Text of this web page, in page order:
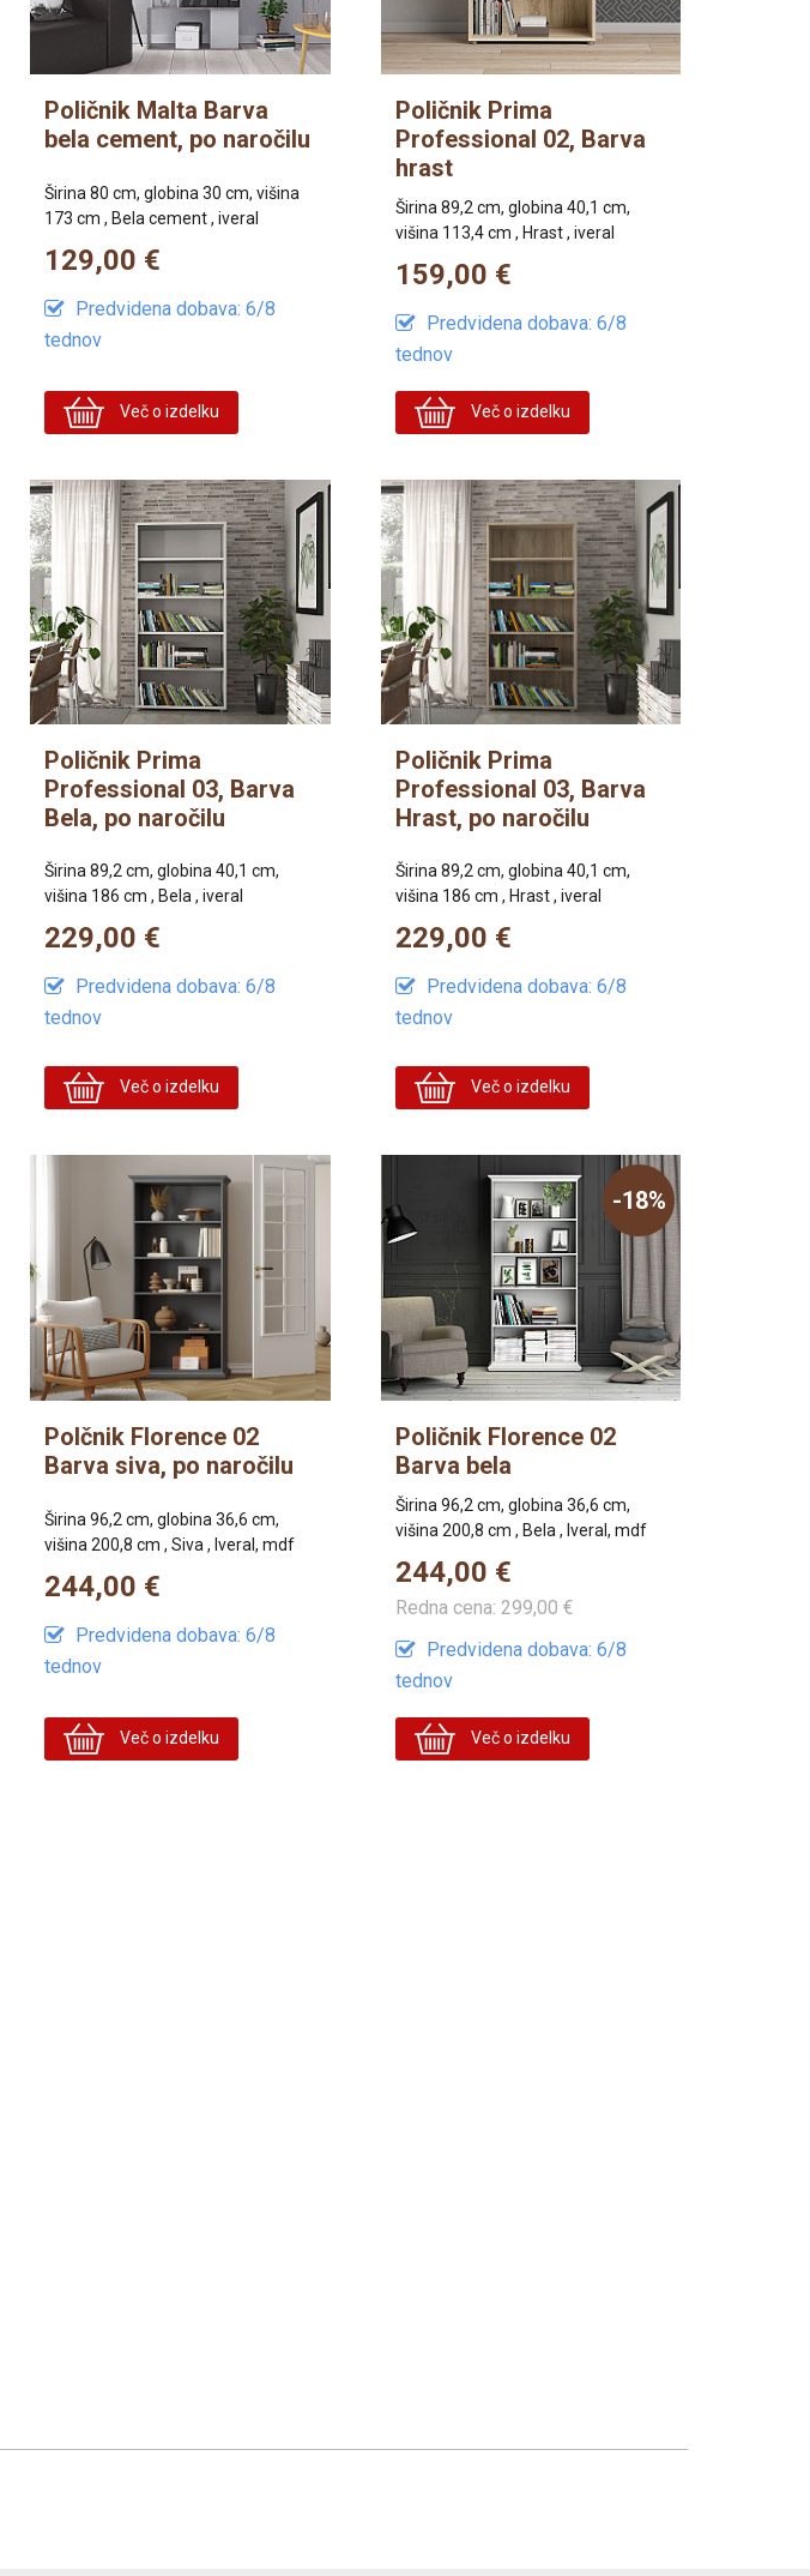
Poličnik Malta Barva
bela cement, po naročilu
Širina 80 cm, globina 30 cm, višina
173 cm , Bela cement , iveral
129,00 €
Predvidena dobava: 6/8
tednov
Več o izdelku
Poličnik Prima
Professional 02, Barva
hrast
Širina 89,2 cm, globina 40,1 cm,
višina 113,4 cm , Hrast , iveral
159,00 €
Predvidena dobava: 6/8
tednov
Več o izdelku
Poličnik Prima
Professional 03, Barva
Bela, po naročilu
Širina 89,2 cm, globina 40,1 cm,
višina 186 cm , Bela , iveral
229,00 €
Predvidena dobava: 6/8
tednov
Več o izdelku
Poličnik Prima
Professional 03, Barva
Hrast, po naročilu
Širina 89,2 cm, globina 40,1 cm,
višina 186 cm , Hrast , iveral
229,00 €
Predvidena dobava: 6/8
tednov
Več o izdelku
Polčnik Florence 02
Barva siva, po naročilu
Širina 96,2 cm, globina 36,6 cm,
višina 200,8 cm , Siva , Iveral, mdf
244,00 €
Predvidena dobava: 6/8
tednov
Več o izdelku
-18%
Poličnik Florence 02
Barva bela
Širina 96,2 cm, globina 36,6 cm,
višina 200,8 cm , Bela , Iveral, mdf
244,00 €
Redna cena: 299,00 €
Predvidena dobava: 6/8
tednov
Več o izdelku